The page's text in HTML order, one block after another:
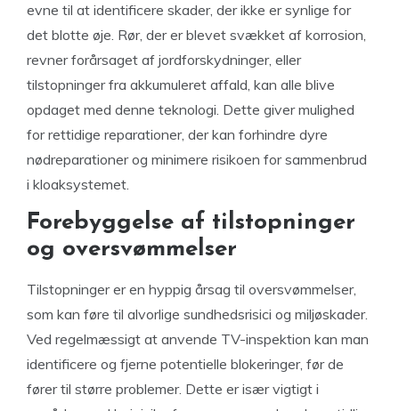
evne til at identificere skader, der ikke er synlige for
det blotte øje. Rør, der er blevet svækket af korrosion,
revner forårsaget af jordforskydninger, eller
tilstopninger fra akkumuleret affald, kan alle blive
opdaget med denne teknologi. Dette giver mulighed
for rettidige reparationer, der kan forhindre dyre
nødreparationer og minimere risikoen for sammenbrud
i kloaksystemet.
Forebyggelse af tilstopninger
og oversvømmelser
Tilstopninger er en hyppig årsag til oversvømmelser,
som kan føre til alvorlige sundhedsrisici og miljøskader.
Ved regelmæssigt at anvende TV-inspektion kan man
identificere og fjerne potentielle blokeringer, før de
fører til større problemer. Dette er især vigtigt i